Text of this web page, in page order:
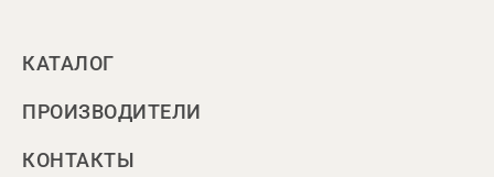
КАТАЛОГ
ПРОИЗВОДИТЕЛИ
КОНТАКТЫ